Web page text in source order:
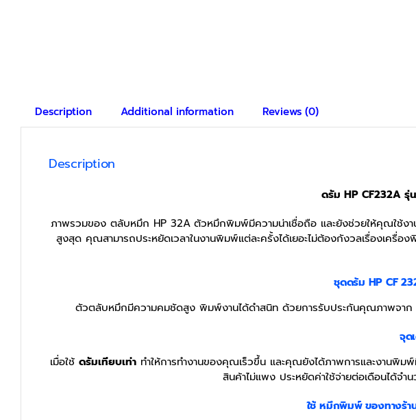
Description Additional information Reviews (0)
Description
ดรัม HP CF232A รุ่
ภาพรวมของ ตลับหมึก HP 32A ตัวหมึกพิมพ์มีความน่าเชื่อถือ และยังช่วยให้คุณใช้ง
สูงสุด คุณสามารถประหยัดเวลาในงานพิมพ์แต่ละครั้งได้เยอะไม่ต้องกังวลเรื่องเครื่อง
ชุดดร้ม HP CF
ตัวตลับหมึกมีความคมชัดสูง พิมพ์งานได้ดำสนิท ด้วยการรับประกันคุณภาพจาก
จุด
เมื่อใช้ ดรัมเทียบเท่า ทำให้การทำงานของคุณเร็วขึ้น และคุณยังได้ภาพการและงานพิ
สินค้าไม่แพง ประหยัดค่าใช้จ่ายต่อเดือนได้จำ
ใช้ หมึกพิมพ์ ของทางร้า